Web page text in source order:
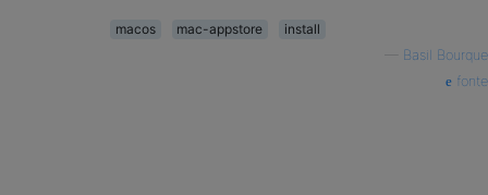
macos mac-appstore
install
Basil Bourque
fonte